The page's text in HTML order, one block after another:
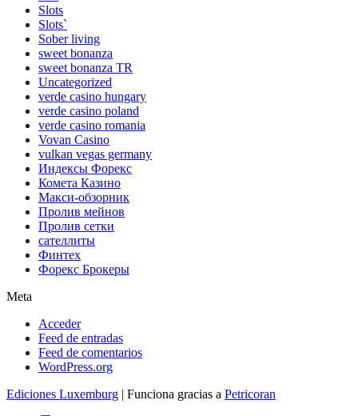
Slots
Slots`
Sober living
sweet bonanza
sweet bonanza TR
Uncategorized
verde casino hungary
verde casino poland
verde casino romania
Vovan Casino
vulkan vegas germany
Индексы Форекс
Комета Казино
Макси-обзорник
Пролив мейнов
Пролив сетки
сателлиты
Финтех
Форекс Брокеры
Meta
Acceder
Feed de entradas
Feed de comentarios
WordPress.org
Ediciones Luxemburg | Funciona gracias a Petricoran